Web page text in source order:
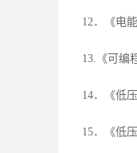
12．《电
13.《可编
14．《低
15．《低